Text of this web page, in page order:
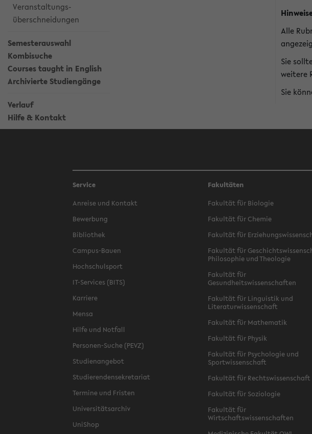
Veranstaltungs-
überschneidungen
Semesterauswahl
Kombisuche
Courses taught in English
Archivierte Studiengänge
Verlauf
Hilfe & Kontakt
Alle
Sie
weitere
Sie
Service
Anreise und Kontakt
Bewerbung
Bibliothek
Campus-Bauen
Hochschulsport
IT-Services (BITS)
Karriere
Mensa
Hilfe und Notfall
Personen-Suche (PEVZ)
Studienangebot
Studierendensekretariat
Termine und Fristen
Universitätsarchiv
UniShop
Fakultäten
Fakultät für Biologie
Fakultät für Chemie
Fakultät für
Fakultät für
Philosophie und Theologie
Fakultät für
Gesundheitswissenschaften
Fakultät für Linguistik und
Literaturwissenschaft
Fakultät für Mathematik
Fakultät für Physik
Fakultät für Psychologie und
Sportwissenschaft
Fakultät für Rechtswissenschaft
Fakultät für Soziologie
Fakultät für
Wirtschaftswissenschaften